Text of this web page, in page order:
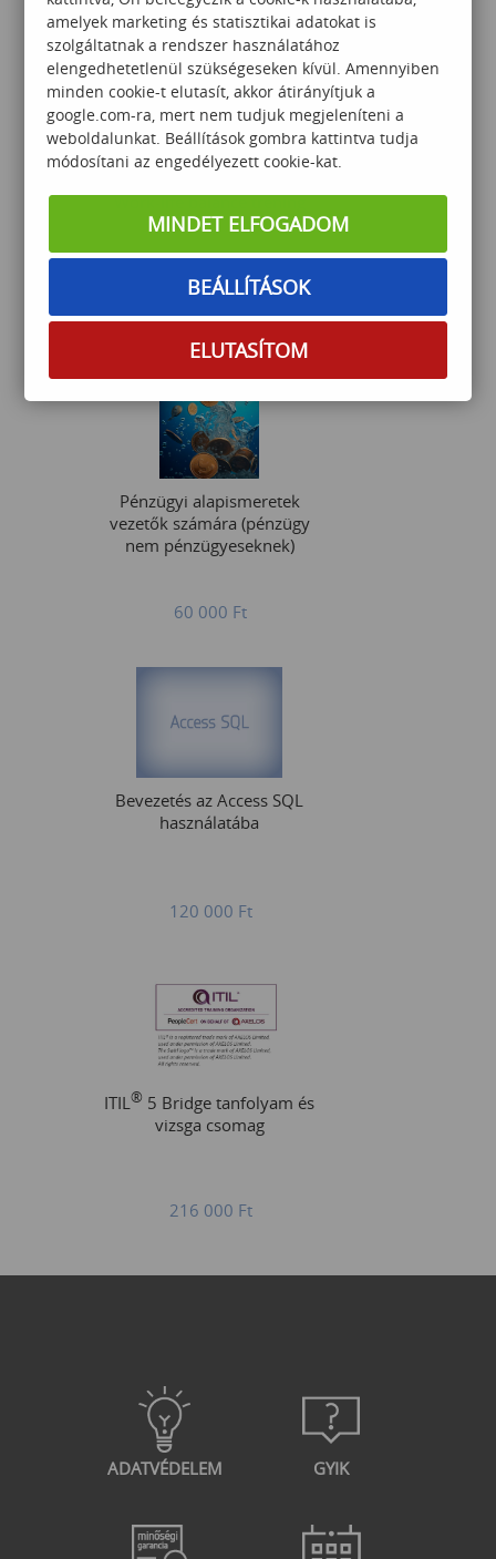
193 000Ft
Work-life balance tréning
60 000Ft
Pénzügyi alapismeretek
vezetők számára (pénzügy
nem pénzügyeseknek)
60 000 Ft
Bevezetés az Access SQL
használatába
120 000 Ft
ITIL® 5 Bridge tanfolyam és
vizsga csomag
216 000 Ft
ADATVÉDELEM GYIK
amelyek marketing és statisztikai adatokat is
szolgáltatnak a rendszer használatához
elengedhetetlenül szükségeseken kívül. Amennyiben
minden cookie-t elutasít, akkor átirányítjuk a
google.com-ra, mert nem tudjuk megjeleníteni a
weboldalunkat. Beállítások gombra kattintva tudja
módosítani az engedélyezett cookie-kat.
MINDET ELFOGADOM
BEÁLLÍTÁSOK
ELUTASÍTOM